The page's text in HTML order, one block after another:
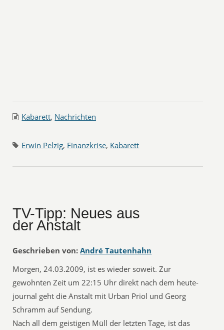
Kabarett, Nachrichten
Erwin Pelzig, Finanzkrise, Kabarett
TV-Tipp: Neues aus
der Anstalt
Geschrieben von: André Tautenhahn
Morgen, 24.03.2009, ist es wieder soweit. Zur
gewohnten Zeit um 22:15 Uhr direkt nach dem heute-
journal geht die Anstalt mit Urban Priol und Georg
Schramm auf Sendung.
Nach all dem geistigen Müll der letzten Tage, ist das